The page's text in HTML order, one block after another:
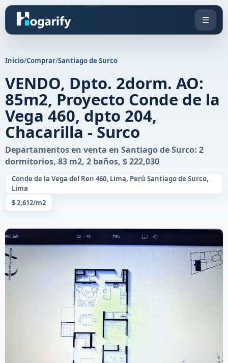
☰
Inicio/Comprar/Santiago de Surco
VENDO, Dpto. 2dorm. AO:
85m2, Proyecto Conde de la
Vega 460, dpto 204,
Chacarilla - Surco
Departamentos en venta en Santiago de Surco: 2
dormitorios, 83 m2, 2 baños, $ 222,030
Conde de la Vega del Ren 460, Lima, Perú Santiago de Surco,
Lima
$ 2,612/m2